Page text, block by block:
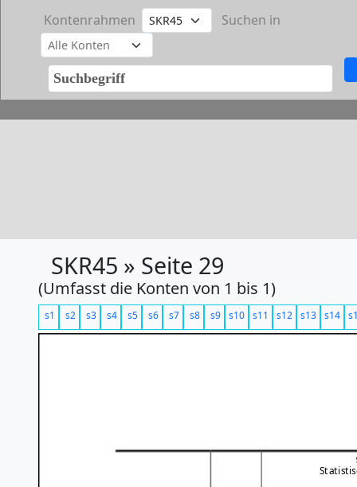
Kontenrahmen Suchen in
SKR45 » Seite 29
(Umfasst die Konten von 1 bis 1)
s1 s2 s3 s4 s5 s6 s7 s8 s9 s10 s11 s12 s13 s14